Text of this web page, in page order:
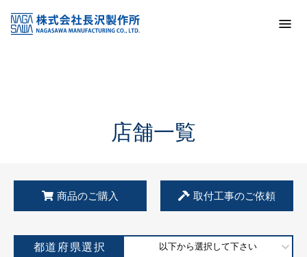
KSS加盟店・取扱店情報
店舗一覧
店舗一覧
商品のご購入 取付工事のご依頼
都道府県選択 以下から選択して下さい